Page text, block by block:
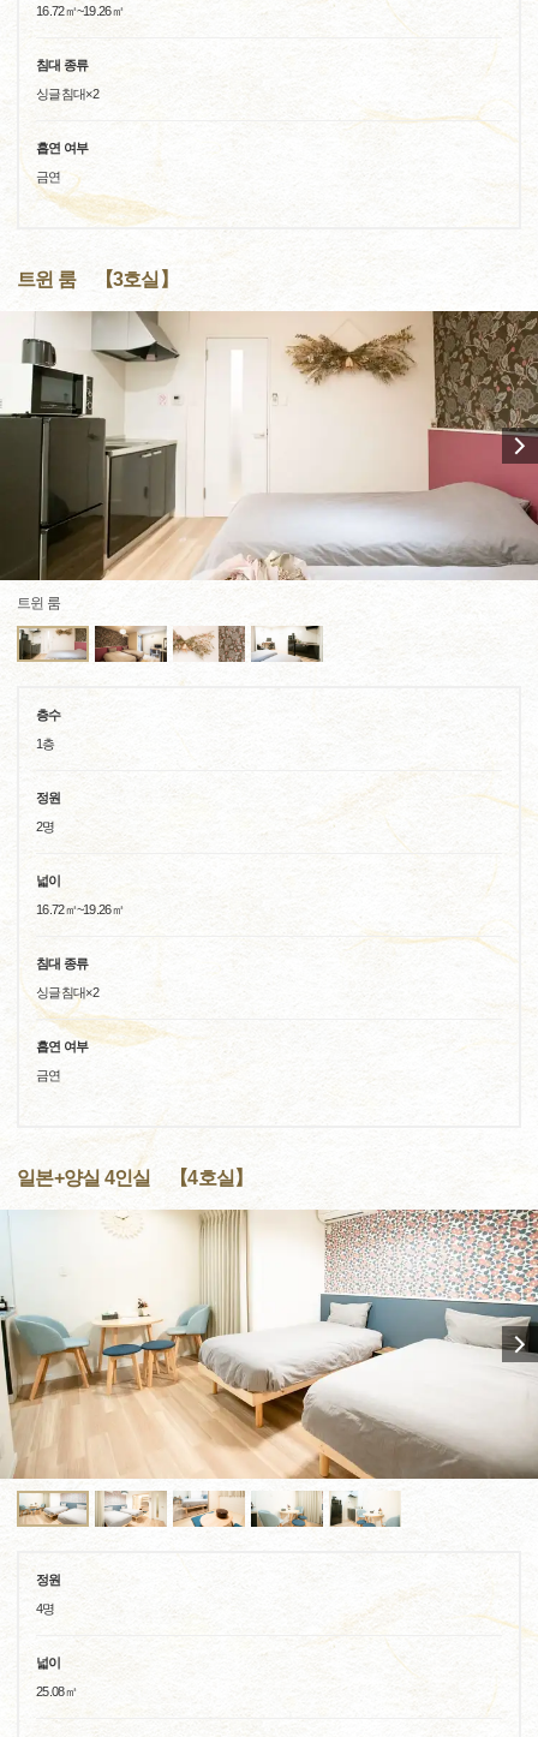
16.72㎡~19.26㎡
침대 종류
싱글침대×2
흡연 여부
금연
트윈 룸 【3호실】
트윈 룸
층수
1층
정원
2명
넓이
16.72㎡~19.26㎡
침대 종류
싱글침대×2
흡연 여부
금연
일본+양실 4인실 【4호실】
정원
4명
넓이
25.08㎡